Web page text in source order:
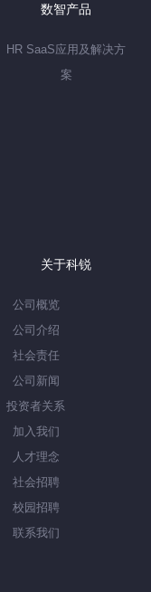
数智产品
HR SaaS应用及解决方
案
关于科锐
公司概览
公司介绍
社会责任
公司新闻
投资者关系
加入我们
人才理念
社会招聘
校园招聘
联系我们